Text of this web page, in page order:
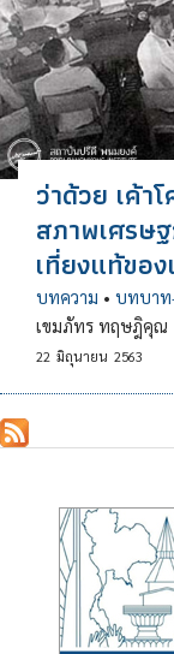
ว่าด้วย เค้า
สภาพเศรษ
เที่ยงแท้ขอ
บทความ • บทบาท
เขมภัทร ทฤษฎิคุณ
22 มิถุนายน 2563